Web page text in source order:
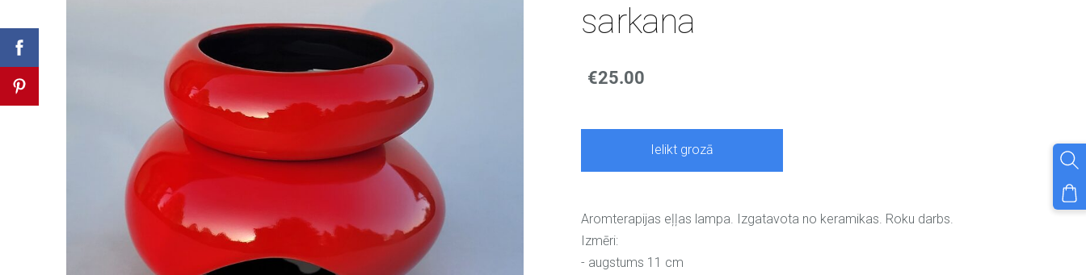
sarkana
€25.00
Ielikt grozā
Aromterapijas eļļas lampa. Izgatavota no keramikas. Roku darbs.
Izmēri:
- augstums 11 cm